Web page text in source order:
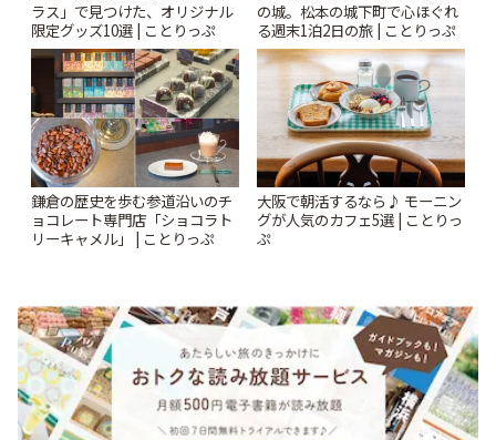
ラス」で見つけた、オリジナル
限定グッズ10選 | ことりっぷ
の城。松本の城下町で心ほぐれ
る週末1泊2日の旅 | ことりっぷ
鎌倉の歴史を歩む参道沿いのチ
ョコレート専門店「ショコラト
リーキャメル」 | ことりっぷ
大阪で朝活するなら♪ モーニン
グが人気のカフェ5選 | ことりっ
ぷ